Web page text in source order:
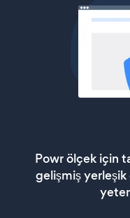
Powr ölçek için
gelişmiş